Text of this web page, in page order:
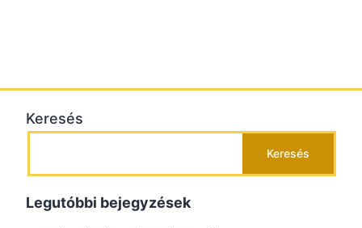
Keresés
Keresés
Legutóbbi bejegyzések